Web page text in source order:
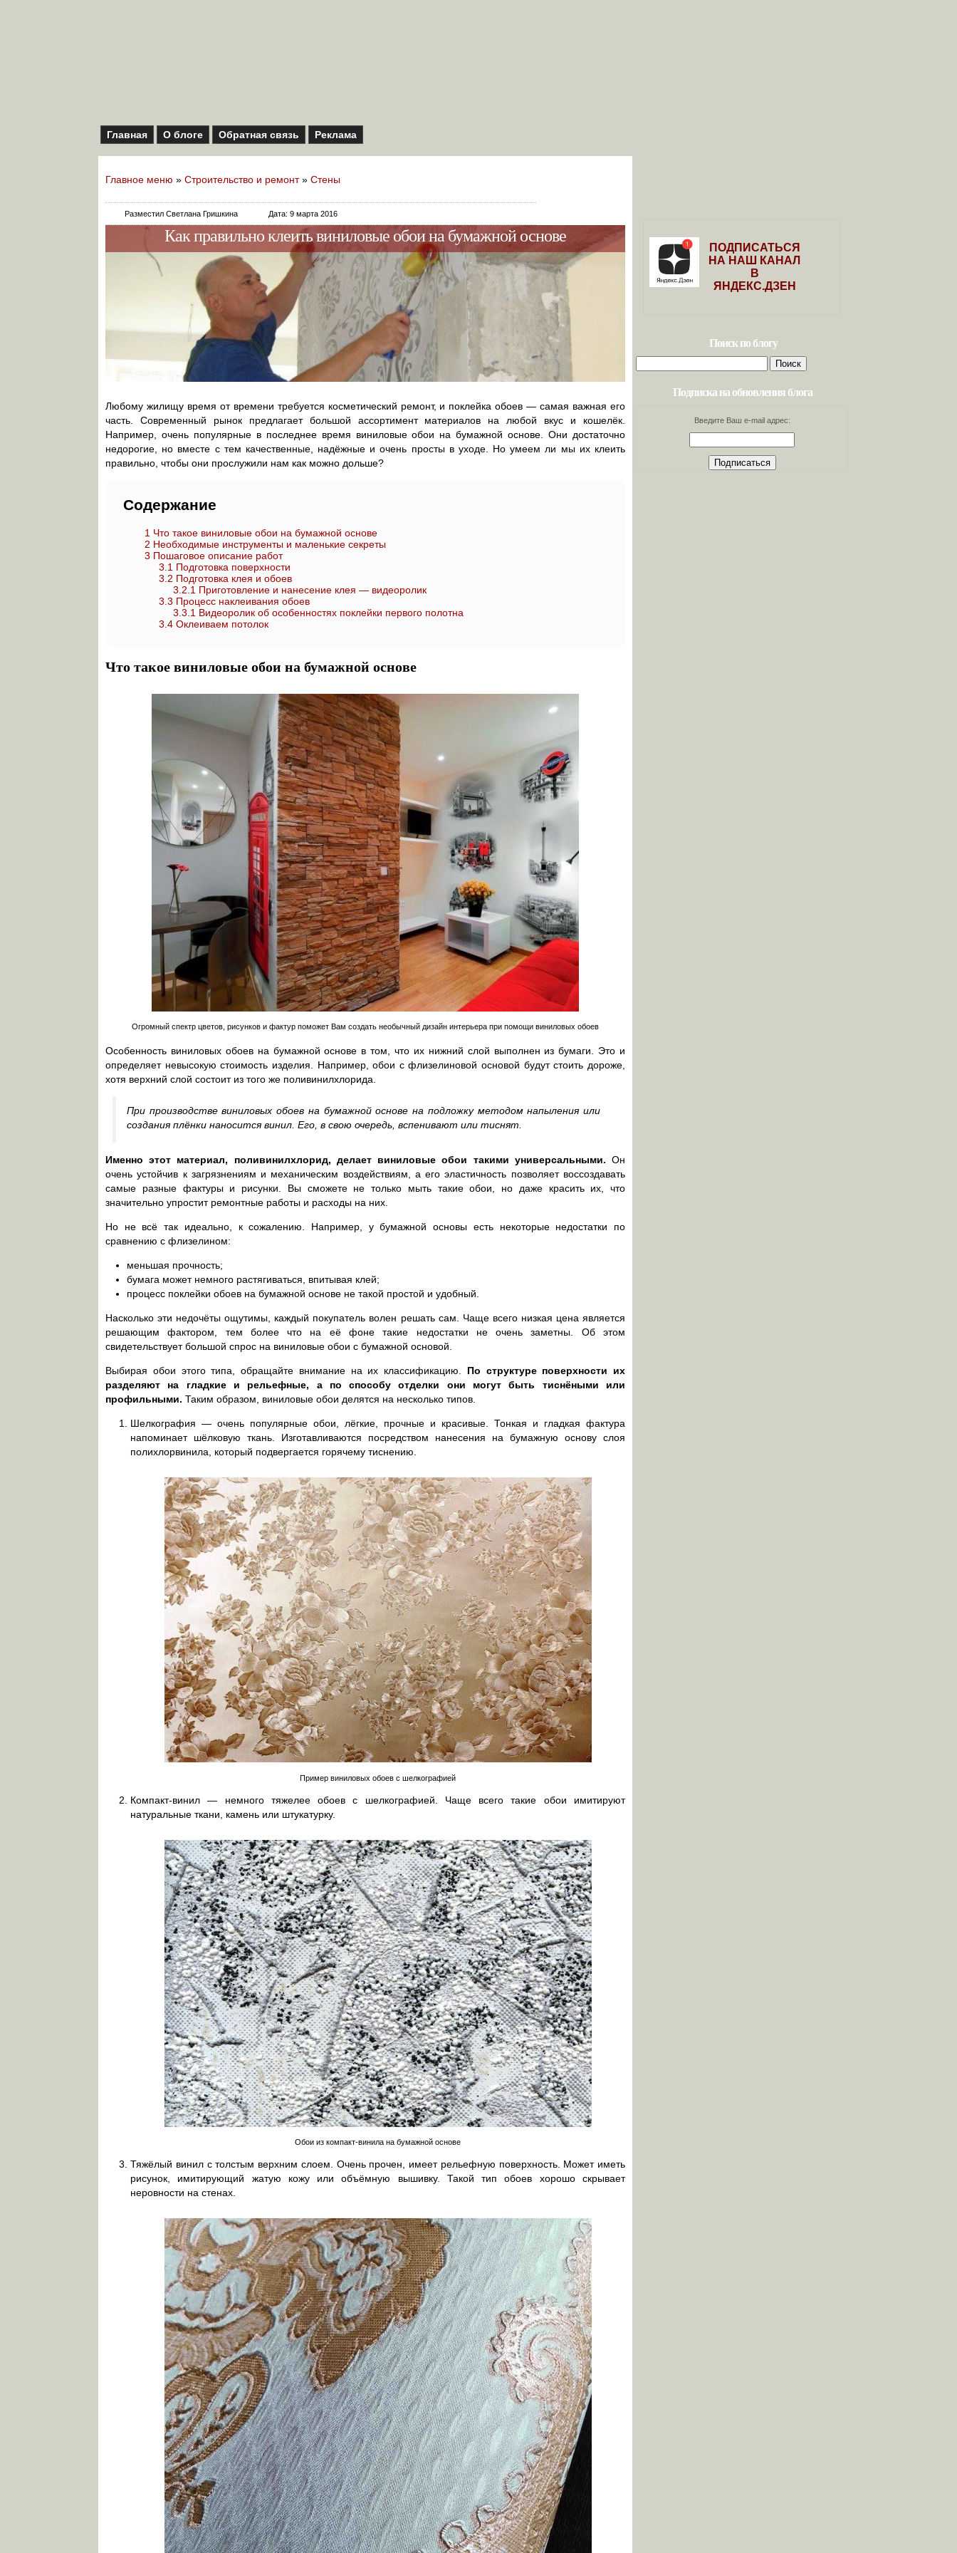
Главная О блоге Обратная связь Реклама
Главное меню » Строительство и ремонт» Стены
Разместил Светлана Гришкина Дата: 9 марта 2016
Как правильно клеить виниловые обои на бумажной основе
Любому жилищу время от времени требуется косметический ремонт, и поклейка обоев — самая важная его
часть. Современный рынок предлагает большой ассортимент материалов на любой вкус и кошелёк.
Например, очень популярные в последнее время виниловые обои на бумажной основе. Они достаточно
недорогие, но вместе с тем качественные, надёжные и очень просты в уходе. Но умеем ли мы их клеить
правильно, чтобы они прослужили нам как можно дольше?
Содержание
1 Что такое виниловые обои на бумажной основе
2 Необходимые инструменты и маленькие секреты
3 Пошаговое описание работ
3.1 Подготовка поверхности
3.2 Подготовка клея и обоев
3.2.1 Приготовление и нанесение клея — видеоролик
3.3 Процесс наклеивания обоев
3.3.1 Видеоролик об особенностях поклейки первого полотна
3.4 Оклеиваем потолок
Что такое виниловые обои на бумажной основе
Огромный спектр цветов, рисунков и фактур поможет Вам создать необычный дизайн интерьера при помощи виниловых обоев
Особенность виниловых обоев на бумажной основе в том, что их нижний слой выполнен из бумаги. Это и
определяет невысокую стоимость изделия. Например, обои с флизелиновой основой будут стоить дороже,
хотя верхний слой состоит из того же поливинилхлорида.
При производстве виниловых обоев на бумажной основе на подложку методом напыления или
создания плёнки наносится винил. Его, в свою очередь, вспенивают или тиснят.
Именно этот материал, поливинилхлорид, делает виниловые обои такими универсальными. Он
очень устойчив к загрязнениям и механическим воздействиям, а его эластичность позволяет воссоздавать
самые разные фактуры и рисунки. Вы сможете не только мыть такие обои, но даже красить их, что
значительно упростит ремонтные работы и расходы на них.
Но не всё так идеально, к сожалению. Например, у бумажной основы есть некоторые недостатки по
сравнению с флизелином:
меньшая прочность;
бумага может немного растягиваться, впитывая клей;
процесс поклейки обоев на бумажной основе не такой простой и удобный.
Насколько эти недочёты ощутимы, каждый покупатель волен решать сам. Чаще всего низкая цена является
решающим фактором, тем более что на её фоне такие недостатки не очень заметны. Об этом
свидетельствует большой спрос на виниловые обои с бумажной основой.
Выбирая обои этого типа, обращайте внимание на их классификацию. По структуре поверхности их
разделяют на гладкие и рельефные, а по способу отделки они могут быть тиснёными или
профильными. Таким образом, виниловые обои делятся на несколько типов.
Шелкография — очень популярные обои, лёгкие, прочные и красивые. Тонкая и гладкая фактура
напоминает шёлковую ткань. Изготавливаются посредством нанесения на бумажную основу слоя
полихлорвинила, который подвергается горячему тиснению.
Пример виниловых обоев с шелкографией
Компакт-винил — немного тяжелее обоев с шелкографией. Чаще всего такие обои имитируют
натуральные ткани, камень или штукатурку.
Обои из компакт-винила на бумажной основе
Тяжёлый винил с толстым верхним слоем. Очень прочен, имеет рельефную поверхность. Может иметь
рисунок, имитирующий жатую кожу или объёмную вышивку. Такой тип обоев хорошо скрывает
неровности на стенах.
ПОДПИСАТЬСЯ
НА НАШ КАНАЛ
В
ЯНДЕКС.ДЗЕН
Поиск по блогу
Найти:
Подписка на обновления блога
Введите Ваш e-mail адрес: